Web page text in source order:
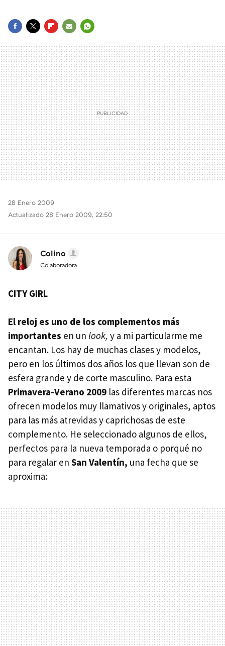
MAIL
28 Enero 2009
Actualizado 28 Enero 2009, 22:50
Colino
Colaboradora
CITYGIRL
El reloj es uno de los complementos más
importantes en un look, y a mi particularme me
encantan. Los hay de muchas clases y modelos,
pero en los últimos dos años los que llevan son de
esfera grande y de corte masculino. Para esta
Primavera-Verano 2009 las diferentes marcas nos
ofrecen modelos muy llamativos y originales, aptos
para las más atrevidas y caprichosas de este
complemento. He seleccionado algunos de ellos,
perfectos para la nueva temporada o porqué no
para regalar en San Valentín, una fecha que se
aproxima: